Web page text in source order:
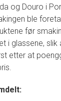
og Douro i
ble
før
i glassene,
etter at